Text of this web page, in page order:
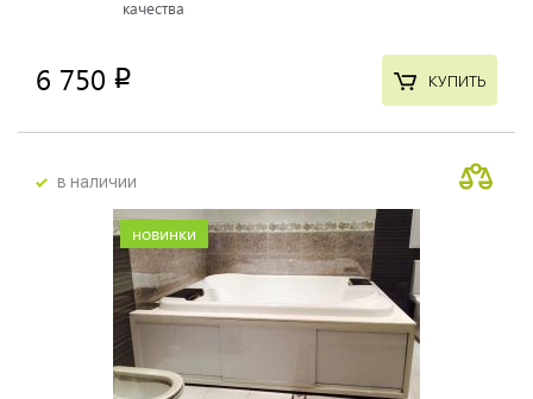
качества
6 750 p КУПИТЬ
в наличии
новинки